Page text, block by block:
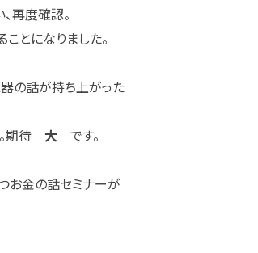
再度確認。
とになりました。
の話が持ち上がった
期待 大 です。
お金の話セミナーが